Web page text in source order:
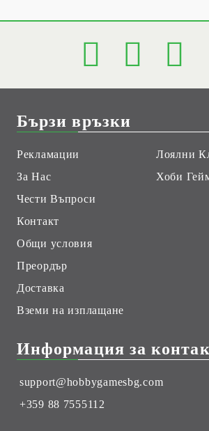
Бързи връзки
Рекламации
За Нас
Чести Въпроси
Контакт
Общи условия
Преордър
Доставка
Вземи на изплащане
Лоялни
Хоби
Информация за
support@hobbygamesbg.com
+359 88 7555112